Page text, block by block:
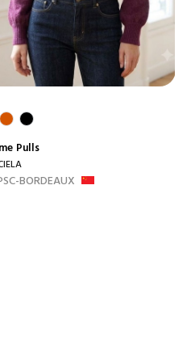
Pulls
BORDEAUX